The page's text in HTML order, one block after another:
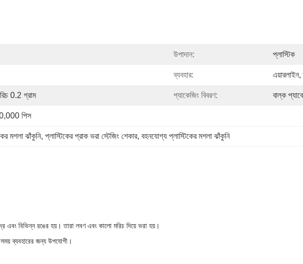
উপাদান: প্লাস্টিক
ব্যবহার: এয়ারলাইন,
0.2 গ্রাম প্যাকেজিং বিবরণ: বাল্ক
পিস
মশলা ঝাঁকুনি, প্লাস্টিকের প্রাক ভরা স্টেজিং শেকার, বহনযোগ্য প্লাস্টিকের মশলা ঝাঁকুনি
এবং বিভিন্ন রঙের হয়। তারা লবণ এবং কালো মরিচ দিয়ে ভরা হয়।
ব্যবহারের জন্য উপযোগী।